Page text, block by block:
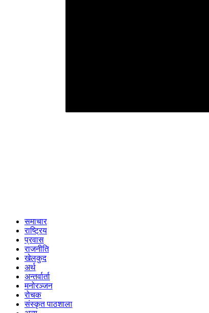
समाचार
राष्ट्रिय
प्रवास
राजनीति
खेलकुद
अर्थ
अन्तर्वार्ता
मनोरञ्जन
रोचक
संस्कृत पाठशाला